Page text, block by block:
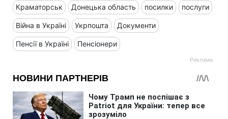
Краматорськ Донецька область посилки послуги
Війна в Україні Укрпошта Документи
Пенсії в Україні Пенсіонери